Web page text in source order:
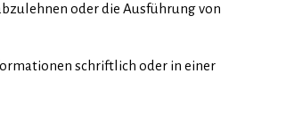
oder die Ausführung von
schriftlich oder in einer